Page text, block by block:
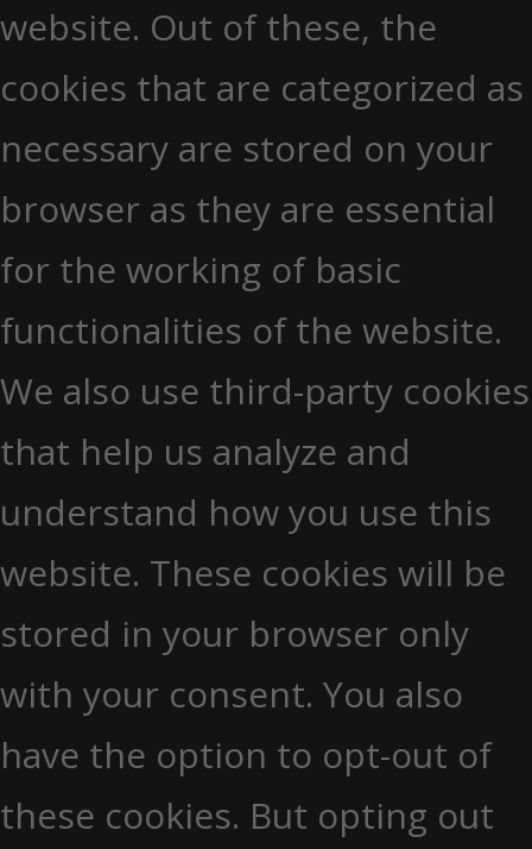
website. Out of these, the
cookies that are categorized as
necessary are stored on your
browser as they are essential
for the working of basic
functionalities of the website.
We also use third-party cookies
that help us analyze and
understand how you use this
website. These cookies will be
stored in your browser only
with your consent. You also
have the option to opt-out of
these cookies. But opting out